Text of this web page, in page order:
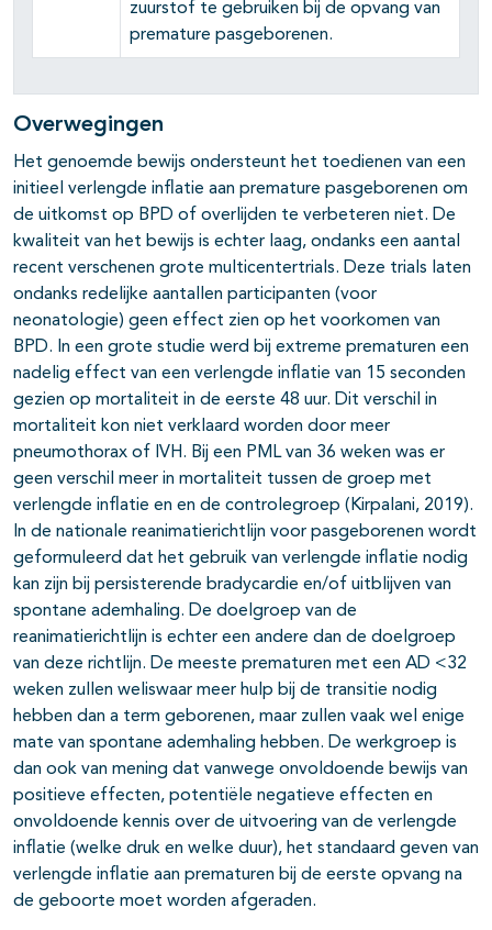
zuurstof te gebruiken bij de opvang van
premature pasgeborenen.
Overwegingen
Het genoemde bewijs ondersteunt het toedienen van een
initieel verlengde inflatie aan premature pasgeborenen om
de uitkomst op BPD of overlijden te verbeteren niet. De
kwaliteit van het bewijs is echter laag, ondanks een aantal
recent verschenen grote multicentertrials. Deze trials laten
ondanks redelijke aantallen participanten (voor
neonatologie) geen effect zien op het voorkomen van
BPD. In een grote studie werd bij extreme prematuren een
nadelig effect van een verlengde inflatie van 15 seconden
gezien op mortaliteit in de eerste 48 uur. Dit verschil in
mortaliteit kon niet verklaard worden door meer
pneumothorax of IVH. Bij een PML van 36 weken was er
geen verschil meer in mortaliteit tussen de groep met
verlengde inflatie en en de controlegroep (Kirpalani, 2019).
In de nationale reanimatierichtlijn voor pasgeborenen wordt
geformuleerd dat het gebruik van verlengde inflatie nodig
kan zijn bij persisterende bradycardie en/of uitblijven van
spontane ademhaling. De doelgroep van de
reanimatierichtlijn is echter een andere dan de doelgroep
van deze richtlijn. De meeste prematuren met een AD <32
weken zullen weliswaar meer hulp bij de transitie nodig
hebben dan a term geborenen, maar zullen vaak wel enige
mate van spontane ademhaling hebben. De werkgroep is
dan ook van mening dat vanwege onvoldoende bewijs van
positieve effecten, potentiële negatieve effecten en
onvoldoende kennis over de uitvoering van de verlengde
inflatie (welke druk en welke duur), het standaard geven van
verlengde inflatie aan prematuren bij de eerste opvang na
de geboorte moet worden afgeraden.